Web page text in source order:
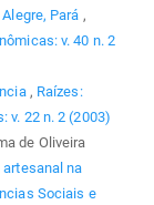
Pará ,
v. 40 n. 2
, Raízes:
v. 22 n. 2 (2003)
de Oliveira
artesanal na
Sociais e